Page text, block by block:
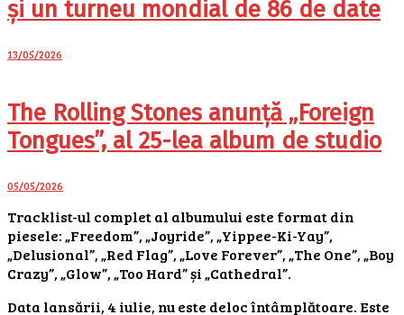
și un turneu mondial de 86 de date
13/05/2026
The Rolling Stones anunță „Foreign
Tongues”, al 25-lea album de studio
05/05/2026
Tracklist-ul complet al albumului este format din
piesele: „Freedom”, „Joyride”, „Yippee-Ki-Yay”,
„Delusional”, „Red Flag”, „Love Forever”, „The One”, „Boy
Crazy”, „Glow”, „Too Hard” și „Cathedral”.
Data lansării, 4 iulie, nu este deloc întâmplătoare. Este